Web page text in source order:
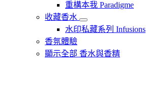
重構本我 Paradigme
收藏香水
水印私藏系列 Infusions
香氛體驗
顯示全部 香水與香精